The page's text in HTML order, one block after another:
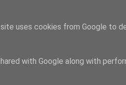
uses cookies from Google to
with Google along with